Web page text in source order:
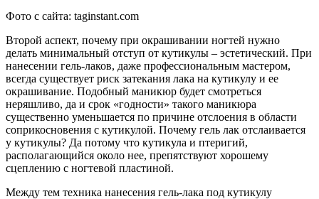
Фото с сайта: taginstant.com
Второй аспект, почему при окрашивании ногтей нужно
делать минимальный отступ от кутикулы – эстетический. При
нанесении гель-лаков, даже профессиональным мастером,
всегда существует риск затекания лака на кутикулу и ее
окрашивание. Подобный маникюр будет смотреться
неряшливо, да и срок «годности» такого маникюра
существенно уменьшается по причине отслоения в области
соприкосновения с кутикулой. Почему гель лак отслаивается
у кутикулы? Да потому что кутикула и птеригий,
располагающийся около нее, препятствуют хорошему
сцеплению с ногтевой пластиной.
Между тем техника нанесения гель-лака под кутикулу